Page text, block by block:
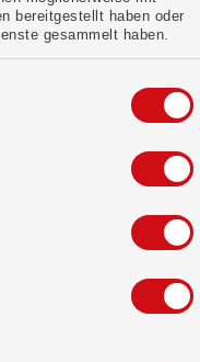
bereitgestellt haben oder
gesammelt haben.